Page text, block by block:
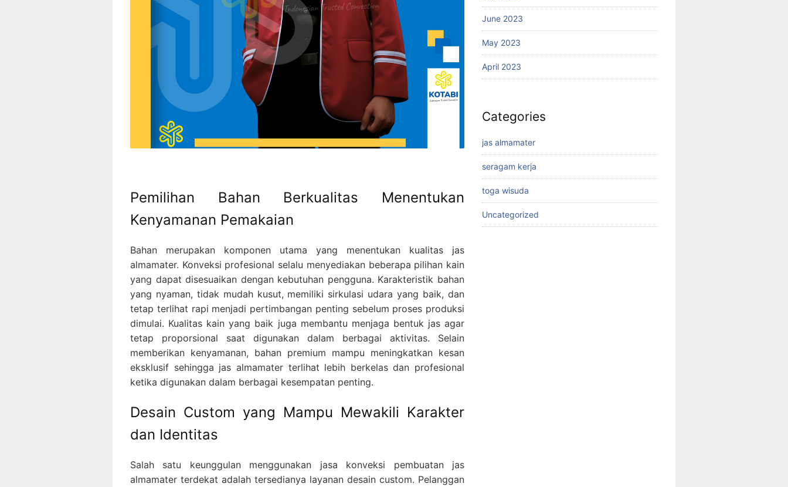
Pemilihan Bahan Berkualitas Menentukan
Kenyamanan Pemakaian
Bahan merupakan komponen utama yang menentukan kualitas jas
almamater. Konveksi profesional selalu menyediakan beberapa pilihan kain
yang dapat disesuaikan dengan kebutuhan pengguna. Karakteristik bahan
yang nyaman, tidak mudah kusut, memiliki sirkulasi udara yang baik, dan
tetap terlihat rapi menjadi pertimbangan penting sebelum proses produksi
dimulai. Kualitas kain yang baik juga membantu menjaga bentuk jas agar
tetap proporsional saat digunakan dalam berbagai aktivitas. Selain
memberikan kenyamanan, bahan premium mampu meningkatkan kesan
eksklusif sehingga jas almamater terlihat lebih berkelas dan profesional
ketika digunakan dalam berbagai kesempatan penting.
Desain Custom yang Mampu Mewakili Karakter
dan Identitas
Salah satu keunggulan menggunakan jasa konveksi pembuatan jas
almamater terdekat adalah tersedianya layanan desain custom. Pelanggan
June 2023
May 2023
April 2023
Categories
jas almamater
seragam kerja
toga wisuda
Uncategorized